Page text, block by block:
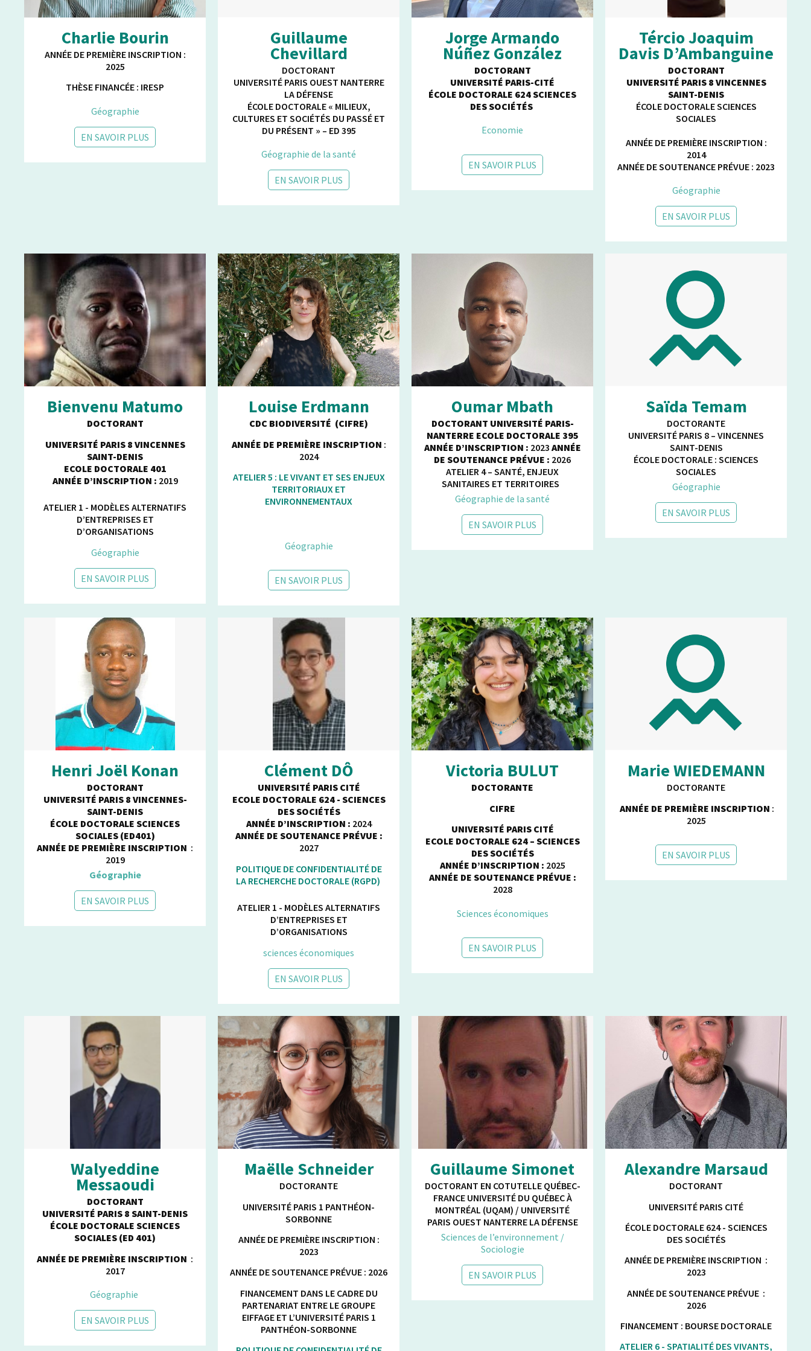
Charlie Bourin
ANNÉE DE PREMIÈRE INSCRIPTION :
2025
THÈSE FINANCÉE : IRESP
Géographie
EN SAVOIR PLUS
Guillaume
Chevillard
DOCTORANT
UNIVERSITÉ PARIS OUEST NANTERRE
LA DÉFENSE
ÉCOLE DOCTORALE « MILIEUX,
CULTURES ET SOCIÉTÉS DU PASSÉ ET
DU PRÉSENT » – ED 395
Géographie de la santé
EN SAVOIR PLUS
Jorge Armando
Núñez González
DOCTORANT
UNIVERSITÉ PARIS-CITÉ
ÉCOLE DOCTORALE 624 SCIENCES
DES SOCIÉTÉS
Economie
EN SAVOIR PLUS
Tércio Joaquim
Davis D’Ambanguine
DOCTORANT
UNIVERSITÉ PARIS 8 VINCENNES
SAINT-DENIS
ÉCOLE DOCTORALE SCIENCES
SOCIALES
ANNÉE DE PREMIÈRE INSCRIPTION :
2014
ANNÉE DE SOUTENANCE PRÉVUE : 2023
Géographie
EN SAVOIR PLUS
Bienvenu Matumo
DOCTORANT
UNIVERSITÉ PARIS 8 VINCENNES
SAINT-DENIS
ECOLE DOCTORALE 401
ANNÉE D’INSCRIPTION : 2019
ATELIER 1 - MODÈLES ALTERNATIFS
D’ENTREPRISES ET
D’ORGANISATIONS
Géographie
EN SAVOIR PLUS
Louise Erdmann
CDC BIODIVERSITÉ (CIFRE)
ANNÉE DE PREMIÈRE INSCRIPTION :
2024
ATELIER 5 : LE VIVANT ET SES ENJEUX
TERRITORIAUX ET
ENVIRONNEMENTAUX
Géographie
EN SAVOIR PLUS
Oumar Mbath
DOCTORANT UNIVERSITÉ PARIS-
NANTERRE ECOLE DOCTORALE 395
ANNÉE D’INSCRIPTION : 2023 ANNÉE
DE SOUTENANCE PRÉVUE : 2026
ATELIER 4 – SANTÉ, ENJEUX
SANITAIRES ET TERRITOIRES
Géographie de la santé
EN SAVOIR PLUS
Saïda Temam
DOCTORANTE
UNIVERSITÉ PARIS 8 – VINCENNES
SAINT-DENIS
ÉCOLE DOCTORALE : SCIENCES
SOCIALES
Géographie
EN SAVOIR PLUS
Henri Joël Konan
DOCTORANT
UNIVERSITÉ PARIS 8 VINCENNES-
SAINT-DENIS
ÉCOLE DOCTORALE SCIENCES
SOCIALES (ED401)
ANNÉE DE PREMIÈRE INSCRIPTION :
2019
Géographie
EN SAVOIR PLUS
Clément DÔ
UNIVERSITÉ PARIS CITÉ
ECOLE DOCTORALE 624 - SCIENCES
DES SOCIÉTÉS
ANNÉE D’INSCRIPTION : 2024
ANNÉE DE SOUTENANCE PRÉVUE :
2027
POLITIQUE DE CONFIDENTIALITÉ DE
LA RECHERCHE DOCTORALE (RGPD)
ATELIER 1 - MODÈLES ALTERNATIFS
D’ENTREPRISES ET
D’ORGANISATIONS
sciences économiques
EN SAVOIR PLUS
Victoria BULUT
DOCTORANTE
CIFRE
UNIVERSITÉ PARIS CITÉ
ECOLE DOCTORALE 624 – SCIENCES
DES SOCIÉTÉS
ANNÉE D’INSCRIPTION : 2025
ANNÉE DE SOUTENANCE PRÉVUE :
2028
Sciences économiques
EN SAVOIR PLUS
Marie WIEDEMANN
DOCTORANTE
ANNÉE DE PREMIÈRE INSCRIPTION :
2025
EN SAVOIR PLUS
Walyeddine
Messaoudi
DOCTORANT
UNIVERSITÉ PARIS 8 SAINT-DENIS
ÉCOLE DOCTORALE SCIENCES
SOCIALES (ED 401)
ANNÉE DE PREMIÈRE INSCRIPTION :
2017
Géographie
EN SAVOIR PLUS
Maëlle Schneider
DOCTORANTE
UNIVERSITÉ PARIS 1 PANTHÉON-
SORBONNE
ANNÉE DE PREMIÈRE INSCRIPTION :
2023
ANNÉE DE SOUTENANCE PRÉVUE : 2026
FINANCEMENT DANS LE CADRE DU
PARTENARIAT ENTRE LE GROUPE
EIFFAGE ET L’UNIVERSITÉ PARIS 1
PANTHÉON-SORBONNE
Guillaume Simonet
DOCTORANT EN COTUTELLE QUÉBEC-
FRANCE UNIVERSITÉ DU QUÉBEC À
MONTRÉAL (UQAM) / UNIVERSITÉ
PARIS OUEST NANTERRE LA DÉFENSE
Sciences de l’environnement /
Sociologie
EN SAVOIR PLUS
Alexandre Marsaud
DOCTORANT
UNIVERSITÉ PARIS CITÉ
ÉCOLE DOCTORALE 624 - SCIENCES
DES SOCIÉTÉS
ANNÉE DE PREMIÈRE INSCRIPTION :
2023
ANNÉE DE SOUTENANCE PRÉVUE :
2026
FINANCEMENT : BOURSE DOCTORALE
ATELIER 6 - SPATIALITÉ DES VIVANTS,